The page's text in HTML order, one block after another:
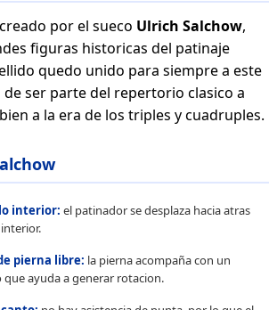
por el sueco Ulrich Salchow,
figuras historicas del patinaje
quedo unido para siempre a este
de ser parte del repertorio clasico a
a la era de los triples y cuadruples.
interior: el patinador se desplaza hacia atras
pierna libre: la pierna acompaña con un
ayuda a generar rotacion.